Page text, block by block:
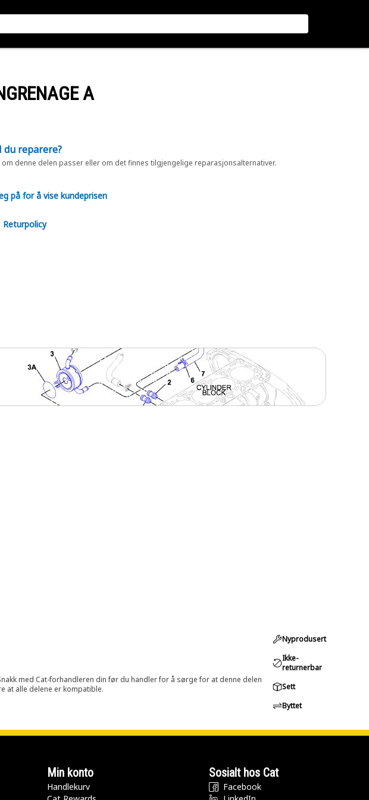
A
du reparere?
denne delen passer eller om det finnes tilgjengelige reparasjonsalternativer.
på for å vise kundeprisen
Returpolicy
med Cat-forhandleren din før du handler for å sørge for at denne delen
at alle delene er kompatible.
Nyprodusert
Ikke-
returnerbar
Sett
Byttet
Min konto
Handlekurv
Sosialt hos Cat
Facebook